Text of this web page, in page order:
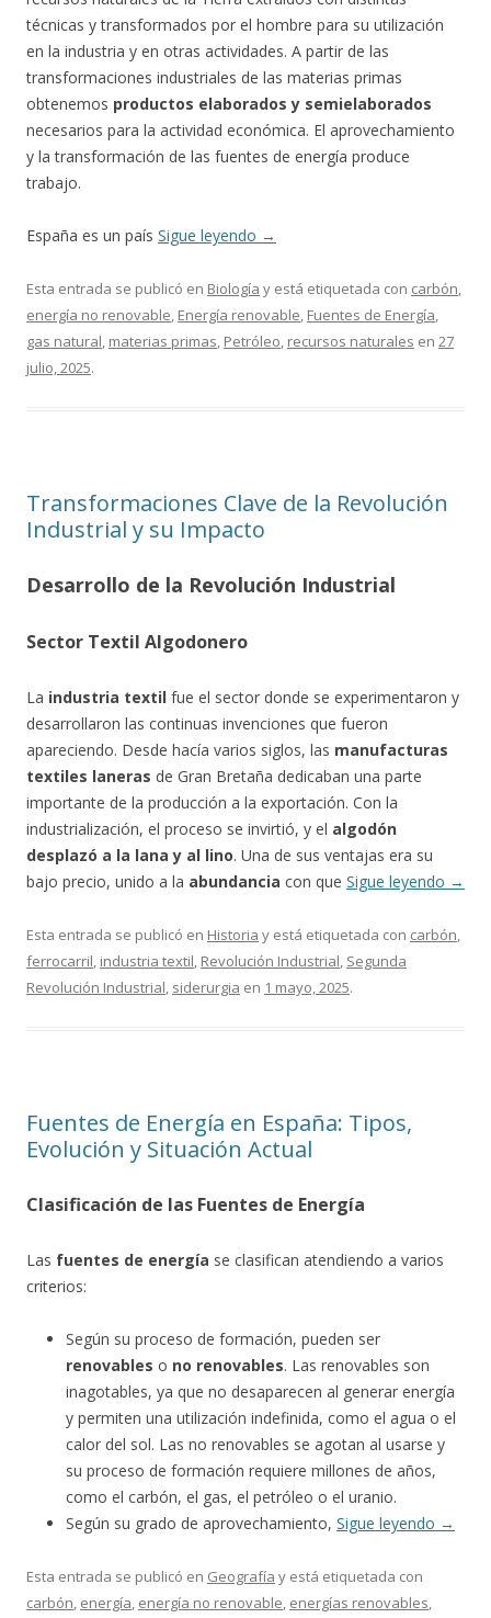
técnicas y transformados por el hombre para su utilización
en la industria y en otras actividades. A partir de las
transformaciones industriales de las materias primas
obtenemos productos elaborados y semielaborados
necesarios para la actividad económica. El aprovechamiento
y la transformación de las fuentes de energía produce
trabajo.
España es un país Sigue leyendo →
Esta entrada se publicó en Biología y está etiquetada con carbón,
energía no renovable, Energía renovable, Fuentes de Energía,
gas natural, materias primas, Petróleo, recursos naturales en 27
julio, 2025.
Transformaciones Clave de la Revolución
Industrial y su Impacto
Desarrollo de la Revolución Industrial
Sector Textil Algodonero
La industria textil fue el sector donde se experimentaron y
desarrollaron las continuas invenciones que fueron
apareciendo. Desde hacía varios siglos, las manufacturas
textiles laneras de Gran Bretaña dedicaban una parte
importante de la producción a la exportación. Con la
industrialización, el proceso se invirtió, y el algodón
desplazó a la lana y al lino. Una de sus ventajas era su
bajo precio, unido a la abundancia con que Sigue leyendo →
Esta entrada se publicó en Historia y está etiquetada con carbón,
ferrocarril, industria textil, Revolución Industrial, Segunda
Revolución Industrial, siderurgia en 1 mayo, 2025.
Fuentes de Energía en España: Tipos,
Evolución y Situación Actual
Clasificación de las Fuentes de Energía
Las fuentes de energía se clasifican atendiendo a varios
criterios:
Según su proceso de formación, pueden ser
renovables o no renovables. Las renovables son
inagotables, ya que no desaparecen al generar energía
y permiten una utilización indefinida, como el agua o el
calor del sol. Las no renovables se agotan al usarse y
su proceso de formación requiere millones de años,
como el carbón, el gas, el petróleo o el uranio.
Según su grado de aprovechamiento, Sigue leyendo →
Esta entrada se publicó en Geografía y está etiquetada con
carbón, energía, energía no renovable, energías renovables,